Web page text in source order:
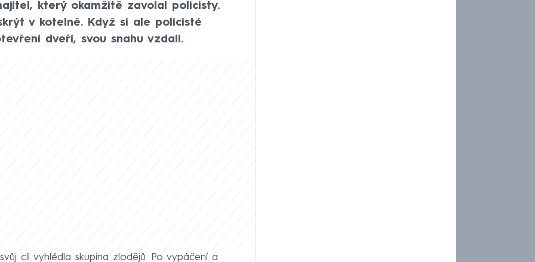
který okamžitě zavolal policisty.
v kotelně. Když si ale policisté
dveří, svou snahu vzdali.
cíl vyhlédla skupina zlodějů. Po vypáčení a